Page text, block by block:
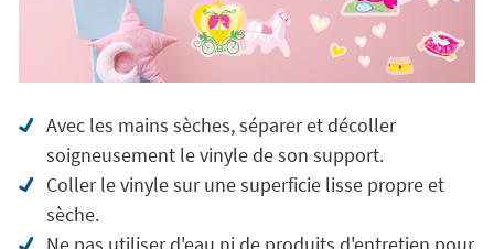
Avec les mains sèches, séparer et décoller
soigneusement le vinyle de son support.
Coller le vinyle sur une superficie lisse propre et
sèche.